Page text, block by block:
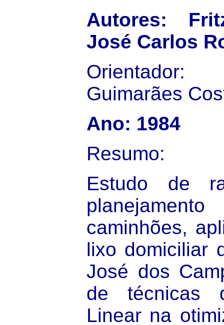
Autores:
José Carlos
Guimarães
Ano: 1984
Resumo:
Estudo de
caminhões,
lixo domiciliar
José dos
de técnicas
Linear na